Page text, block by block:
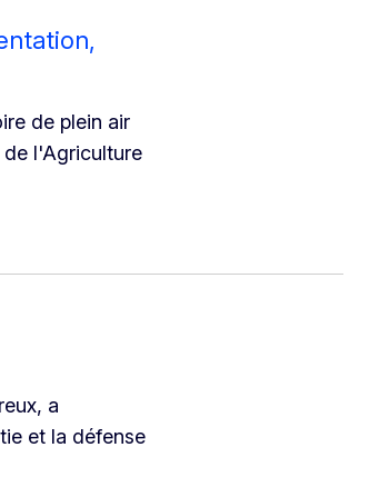
de plein air
de l'Agriculture
a
et la défense